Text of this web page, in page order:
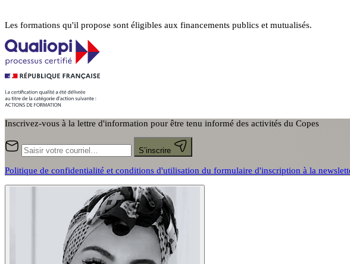
Les formations qu'il propose sont éligibles aux financements publics et mutualisés.
Inscrivez-vous à la lettre d'information pour être tenu informé des activités du Copes
S’inscrire
Politique de confidentialité et conditions d'utilisation du formulaire d'inscription à la